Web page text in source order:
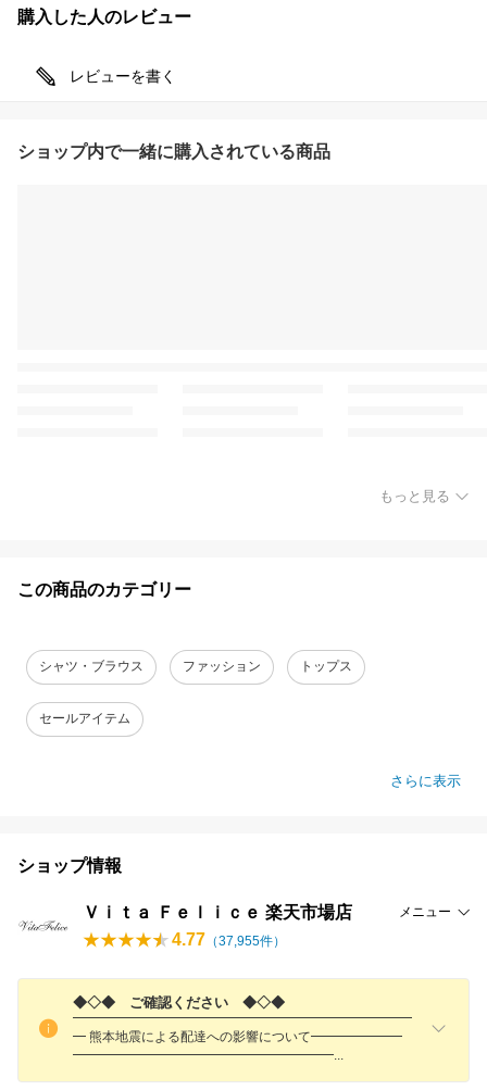
購入した人のレビュー
レビューを書く
ショップ内で一緒に購入されている商品
もっと見る
この商品のカテゴリー
シャツ・ブラウス ファッション トップス
セールアイテム
さらに表示
ショップ情報
Ｖｉｔａ Ｆｅｌｉｃｅ 楽天市場店 メニュー
4.77 （37,955件）
◆◇◆ ご確認ください ◆◇◆
━━━━━━━━━━━━━━━━━━━━━━━━━━
━ 熊本地震による配達への影響について━━━━━━━
━━━━━━━━━━━━━━━━━━━━